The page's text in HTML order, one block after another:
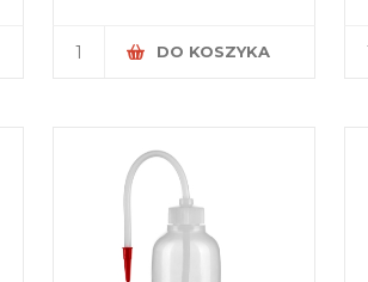
DO KOSZYKA